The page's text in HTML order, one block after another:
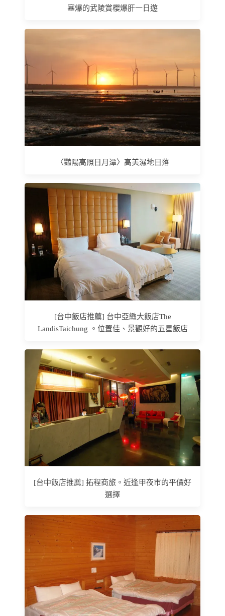
塞爆的武陵賞櫻爆肝一日遊
〈豔陽高照日月潭〉高美濕地日落
[台中飯店推薦] 台中亞緻大飯店The
LandisTaichung 。位置佳、景觀好的五星飯店
[台中飯店推薦] 拓程商旅。近逢甲夜市的平價好
選擇